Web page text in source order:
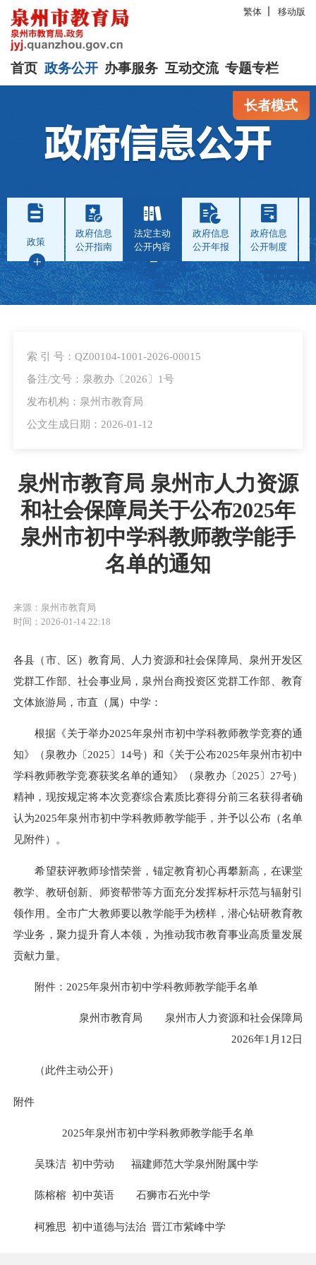
繁体 移动版
首页 政务公开 办事服务 互动交流 专题专栏
长者模式
政策
政府信息
公开指南
法定主动
公开内容
政府信息
公开年报
政府信息
公开制度
索 引 号：QZ00104-1001-2026-00015
备注/文号：泉教办〔2026〕1号
发布机构：泉州市教育局
公文生成日期：2026-01-12
泉州市教育局 泉州市人力资源
和社会保障局关于公布2025年
泉州市初中学科教师教学能手
名单的通知
来源：泉州市教育局
时间：2026-01-14 22:18
各县（市、区）教育局、人力资源和社会保障局、泉州开发区
党群工作部、社会事业局，泉州台商投资区党群工作部、教育
文体旅游局，市直（属）中学：
根据《关于举办2025年泉州市初中学科教师教学竞赛的通
知》（泉教办〔2025〕14号）和《关于公布2025年泉州市初中
学科教师教学竞赛获奖名单的通知》（泉教办〔2025〕27号）
精神，现按规定将本次竞赛综合素质比赛得分前三名获得者确
认为2025年泉州市初中学科教师教学能手，并予以公布（名单
见附件）。
希望获评教师珍惜荣誉，锚定教育初心再攀新高，在课堂
教学、教研创新、师资帮带等方面充分发挥标杆示范与辐射引
领作用。全市广大教师要以教学能手为榜样，潜心钻研教育教
学业务，聚力提升育人本领，为推动我市教育事业高质量发展
贡献力量。
附件：2025年泉州市初中学科教师教学能手名单
泉州市教育局 泉州市人力资源和社会保障局
2026年1月12日
（此件主动公开）
附件
2025年泉州市初中学科教师教学能手名单
吴珠洁 初中劳动 福建师范大学泉州附属中学
陈榕榕 初中英语 石狮市石光中学
柯雅思 初中道德与法治 晋江市紫峰中学